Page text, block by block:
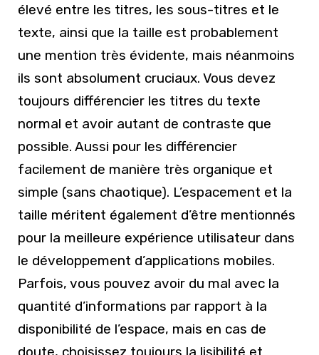
élevé entre les titres, les sous-titres et le
texte, ainsi que la taille est probablement
une mention très évidente, mais néanmoins
ils sont absolument cruciaux. Vous devez
toujours différencier les titres du texte
normal et avoir autant de contraste que
possible. Aussi pour les différencier
facilement de manière très organique et
simple (sans chaotique). L’espacement et la
taille méritent également d’être mentionnés
pour la meilleure expérience utilisateur dans
le développement d’applications mobiles.
Parfois, vous pouvez avoir du mal avec la
quantité d’informations par rapport à la
disponibilité de l’espace, mais en cas de
doute, choisissez toujours la lisibilité et